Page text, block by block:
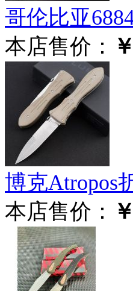
哥伦比亚
本店售价：
博克Atropos
本店售价：